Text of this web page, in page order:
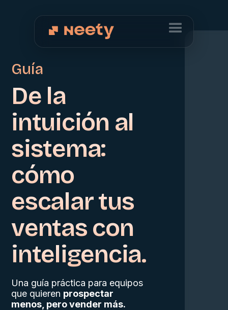
Guía
De la
intuición al
sistema:
cómo
escalar tus
ventas con
inteligencia.
Una guía práctica para equipos
que quieren prospectar
menos, pero vender más.